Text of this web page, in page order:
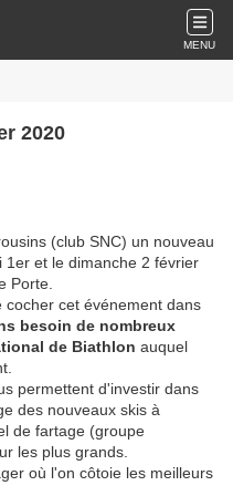
MENU
2020
(club SNC) un nouveau
1er et le dimanche 2 février
Porte.
cet événement dans
besoin de nombreux
de Biathlon auquel
permettent d'investir dans
des nouveaux skis à
de fartage (groupe
les plus grands.
où l'on côtoie les meilleurs